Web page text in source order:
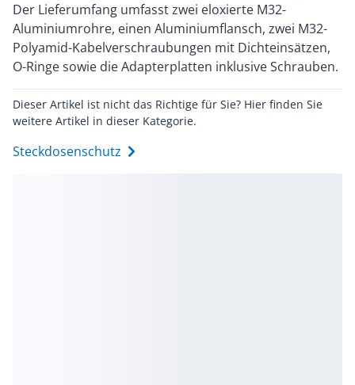
Der Lieferumfang umfasst zwei eloxierte M32-
Aluminiumrohre, einen Aluminiumflansch, zwei M32-
Polyamid-Kabelverschraubungen mit Dichteinsätzen,
O-Ringe sowie die Adapterplatten inklusive Schrauben.
Dieser Artikel ist nicht das Richtige für Sie? Hier finden Sie
weitere Artikel in dieser Kategorie.
Steckdosenschutz